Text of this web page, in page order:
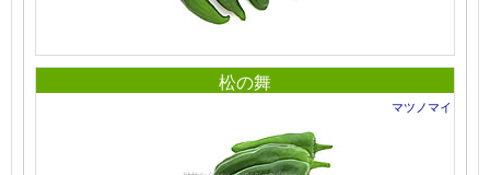
松の舞
マツノマイ